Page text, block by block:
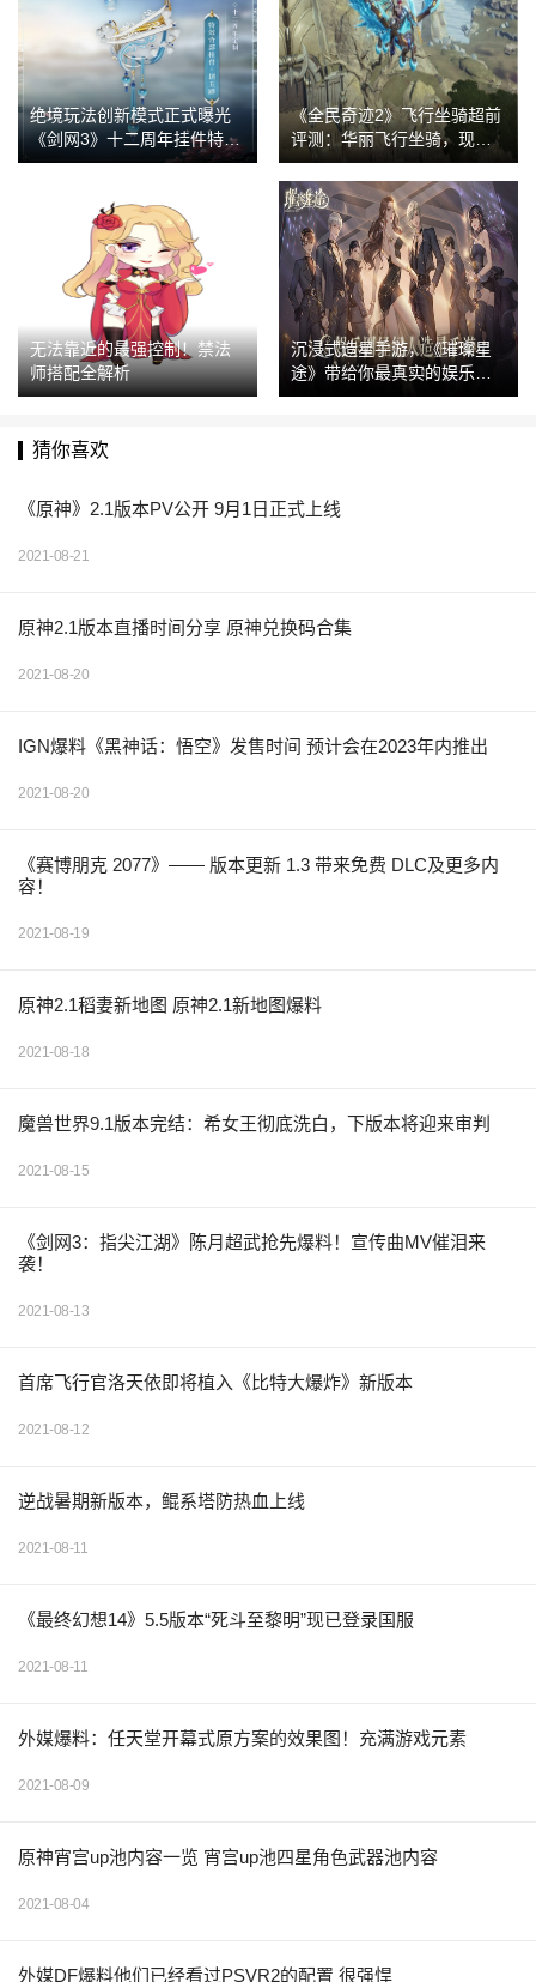
绝境玩法创新模式正式曝光
《剑网3》十二周年挂件特效
震撼抢先看
《全民奇迹2》飞行坐骑超前
评测：华丽飞行坐骑，现身
奇迹大陆
无法靠近的最强控制！禁法
师搭配全解析
沉浸式造星手游，《璀璨星
途》带给你最真实的娱乐
圈！
猜你喜欢
《原神》2.1版本PV公开 9月1日正式上线
2021-08-21
原神2.1版本直播时间分享 原神兑换码合集
2021-08-20
IGN爆料《黑神话：悟空》发售时间 预计会在2023年内推出
2021-08-20
《赛博朋克 2077》—— 版本更新 1.3 带来免费 DLC及更多内
容！
2021-08-19
原神2.1稻妻新地图 原神2.1新地图爆料
2021-08-18
魔兽世界9.1版本完结：希女王彻底洗白，下版本将迎来审判
2021-08-15
《剑网3：指尖江湖》陈月超武抢先爆料！宣传曲MV催泪来
袭！
2021-08-13
首席飞行官洛天依即将植入《比特大爆炸》新版本
2021-08-12
逆战暑期新版本，鲲系塔防热血上线
2021-08-11
《最终幻想14》5.5版本“死斗至黎明”现已登录国服
2021-08-11
外媒爆料：任天堂开幕式原方案的效果图！充满游戏元素
2021-08-09
原神宵宫up池内容一览 宵宫up池四星角色武器池内容
2021-08-04
外媒DF爆料他们已经看过PSVR2的配置 很强悍